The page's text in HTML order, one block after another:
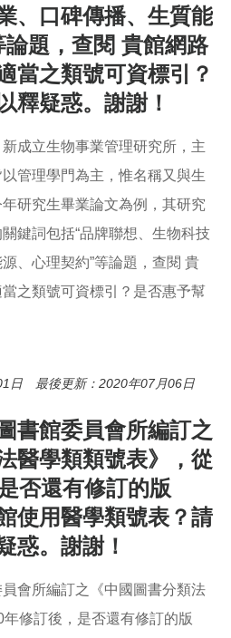
、口碑傳播、生質能
題，查閱 貴館網路
當之類號可資標引？
釋疑惑。謝謝！
成立生物事業管理研究所，主
管理學門為主，惟名稱又與生
研究生畢業論文為例，其研究
鍵詞包括“品牌聯想、生物科技
、心理契約”等論題，查閱 貴
之類號可資標引？是否惠予幫
課程規劃與成立宗旨皆以管理學
文為例，其研究主題非常多元，
包括“品牌聯想、生物科技產業、
能源、心理契約”等論題，查閱 貴
，並無適當之類號可資標引？是
釋疑惑。謝謝！
日 最後更新：2020年07月06日
書館委員會所編訂之
醫學類類號表》，從
否還有修訂的版
使用醫學類號表？請
惑。謝謝！
會所編訂之《中國圖書分類法
修訂後，是否還有修訂的版